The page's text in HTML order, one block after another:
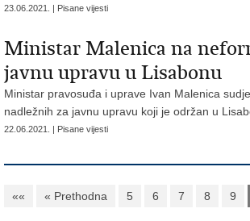
23.06.2021. | Pisane vijesti
Ministar Malenica na
javnu upravu u Lisabonu
Ministar pravosuđa i uprave Ivan Malenica
nadležnih za javnu upravu koji je održan u
22.06.2021. | Pisane vijesti
«« « Prethodna 5 6 7 8 9